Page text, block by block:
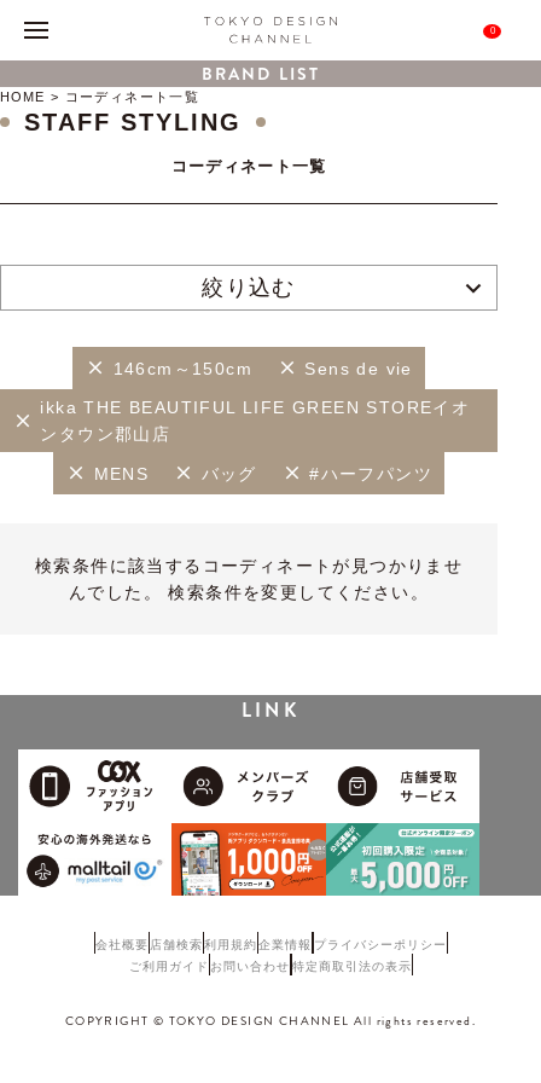
0
BRAND LIST
HOME コーディネート一覧
STAFF STYLING
コーディネート一覧
絞り込む
146cm～150cm Sens de vie
ikka THE BEAUTIFUL LIFE GREEN STOREイオ
ンタウン郡山店
MENS バッグ #ハーフパンツ
検索条件に該当するコーディネートが見つかりませ
んでした。 検索条件を変更してください。
LINK
会社概要 店舗検索利用規約企業情報 プライバシーポリシー
ご利用ガイド お問い合わせ 特定商取引法の表示
COPYRIGHT © TOKYO DESIGN CHANNEL All rights reserved.